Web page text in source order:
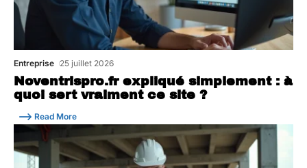
Noventrispro.fr expliqué simplement : à
quoi sert vraiment ce site ?
Entreprise 25 juillet 2026
Read More